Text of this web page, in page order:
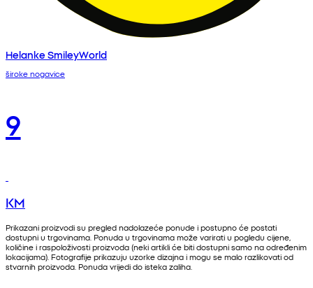
Helanke SmileyWorld
široke nogavice
9
KM
Prikazani proizvodi su pregled nadolazeće ponude i postupno će postati
dostupni u trgovinama. Ponuda u trgovinama može varirati u pogledu cijene,
količine i raspoloživosti proizvoda (neki artikli će biti dostupni samo na određenim
lokacijama). Fotografije prikazuju uzorke dizajna i mogu se malo razlikovati od
stvarnih proizvoda. Ponuda vrijedi do isteka zaliha.